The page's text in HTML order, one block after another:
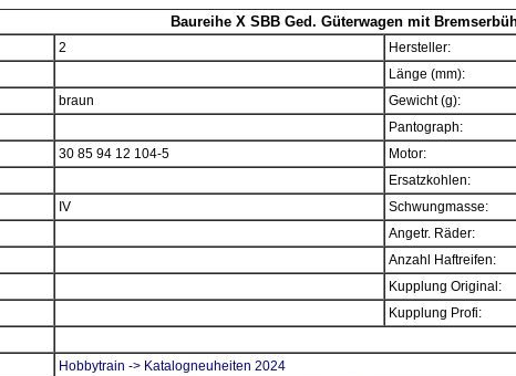
Baureihe X SBB Ged. Güterwagen mit
2 Hersteller:
Länge (mm):
braun Gewicht (g):
Pantograph:
30 85 94 12 104-5 Motor:
Ersatzkohlen:
IV
Schwungmasse:
Angetr. Räder:
Anzahl Haftreifen:
Kupplung Original:
Kupplung Profi:
Hobbytrain -> Katalogneuheiten 2024